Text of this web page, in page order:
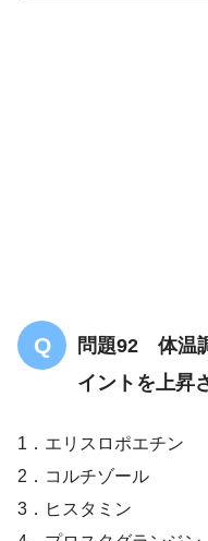
問題92 体温
イントを上昇
1．エリスロポエチン
2．コルチゾール
3．ヒスタミン